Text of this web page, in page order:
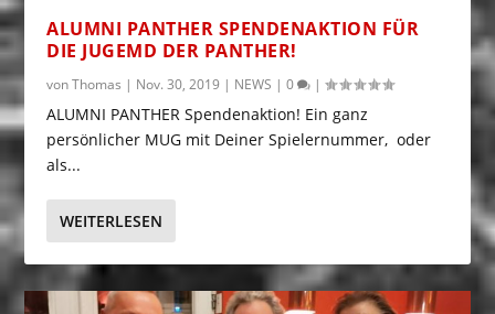
ALUMNI PANTHER SPENDENAKTION FÜR
DIE JUGEMD DER PANTHER!
vonThomas | Nov. 30, 2019 | NEWS |0 |
ALUMNI PANTHER Spendenaktion! Ein ganz
persönlicher MUG mit Deiner Spielernummer, oder
als...
WEITERLESEN